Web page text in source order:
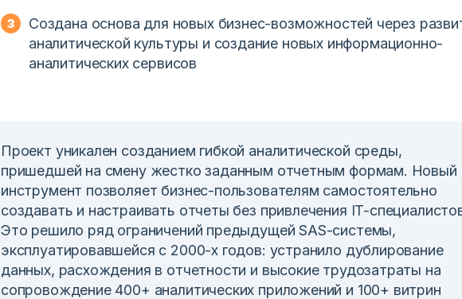
Создана основа для новых бизнес-возможностей через
аналитической культуры и создание новых информационно-
аналитических сервисов
Проект уникален созданием гибкой аналитической среды,
пришедшей на смену жестко заданным отчетным формам. Новый
инструмент позволяет бизнес-пользователям самостоятельно
создавать и настраивать отчеты без привлечения IT-
Это решило ряд ограничений предыдущей SAS-системы,
эксплуатировавшейся с 2000-х годов: устранило дублирование
данных, расхождения в отчетности и высокие трудозатраты на
сопровождение 400+ аналитических приложений и 100+ витрин